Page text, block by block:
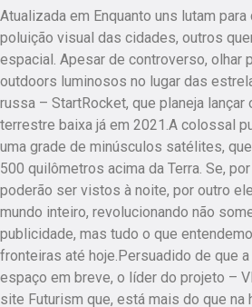
Atualizada em Enquanto uns lutam
poluição visual das cidades, outros
espacial. Apesar de controverso, olhar
outdoors luminosos no lugar das
russa – StartRocket, que planeja
terrestre baixa já em 2021.A colossal
uma grade de minúsculos satélites,
500 quilômetros acima da Terra. Se,
poderão ser vistos à noite, por outro
mundo inteiro, revolucionando não
publicidade, mas tudo o que
fronteiras até hoje.Persuadido de que
espaço em breve, o líder do projeto –
site Futurism que, está mais do que na